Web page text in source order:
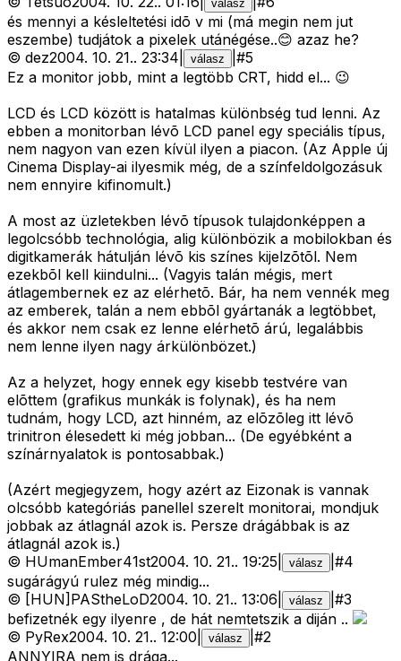
válasz
és mennyi a késleltetési idõ v mi (má megin nem jut
eszembe) tudjátok a pixelek utánégése..😊 azaz he?
© dez2004. 10. 21.. 23:34 válasz #5
Ez a monitor jobb, mint a legtöbb CRT, hidd el... 😉
LCD és LCD között is hatalmas különbség tud lenni. Az
ebben a monitorban lévõ LCD panel egy speciális típus,
nem nagyon van ezen kívül ilyen a piacon. (Az Apple új
Cinema Display-ai ilyesmik még, de a színfeldolgozásuk
nem ennyire kifinomult.)
A most az üzletekben lévõ típusok tulajdonképpen a
legolcsóbb technológia, alig különbözik a mobilokban és
digitkamerák hátulján lévõ kis színes kijelzõtõl. Nem
ezekbõl kell kiindulni... (Vagyis talán mégis, mert
átlagembernek ez az elérhetõ. Bár, ha nem vennék meg
az emberek, talán a nem ebbõl gyártanák a legtöbbet,
és akkor nem csak ez lenne elérhetõ árú, legalábbis
nem lenne ilyen nagy árkülönbözet.)
Az a helyzet, hogy ennek egy kisebb testvére van
elõttem (grafikus munkák is folynak), és ha nem
tudnám, hogy LCD, azt hinném, az elõzõleg itt lévõ
trinitron élesedett ki még jobban... (De egyébként a
színárnyalatok is pontosabbak.)
(Azért megjegyzem, hogy azért az Eizonak is vannak
olcsóbb kategóriás panellel szerelt monitorai, mondjuk
jobbak az átlagnál azok is. Persze drágábbak is az
átlagnál azok is.)
© HUmanEmber41st2004. 10. 21.. 19:25 válasz #4
sugárágyú rulez még mindig...
© [HUN]PAStheLoD2004. 10. 21.. 13:06 válasz #3
befizetnék egy ilyenre , de hát nemtetszik a diján ..
© PyRex2004. 10. 21.. 12:00 válasz #2
ANNYIRA nem is drága...